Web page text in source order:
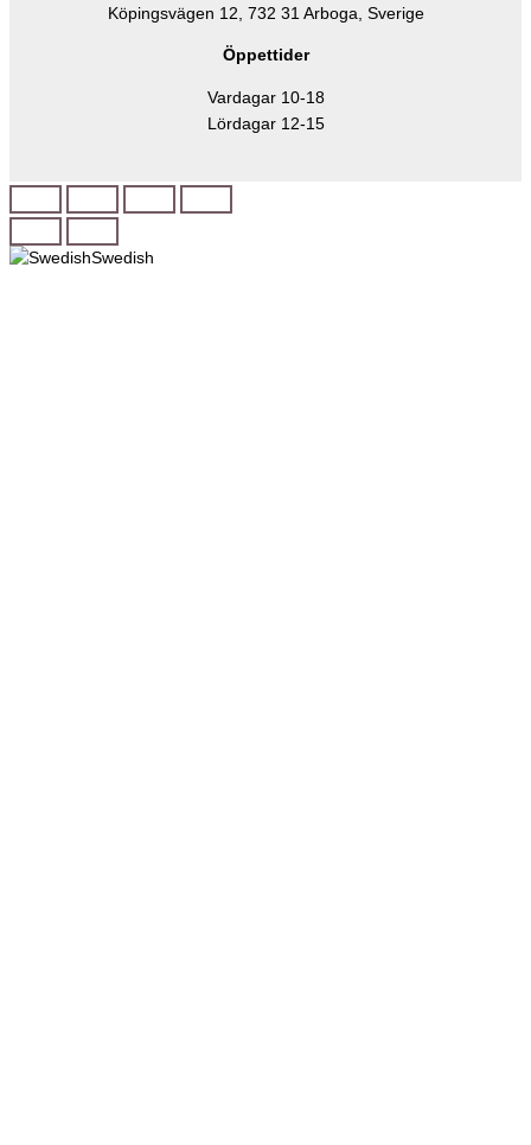
Köpingsvägen 12, 732 31 Arboga, Sverige
Öppettider
Vardagar 10-18
Lördagar 12-15
Swedish